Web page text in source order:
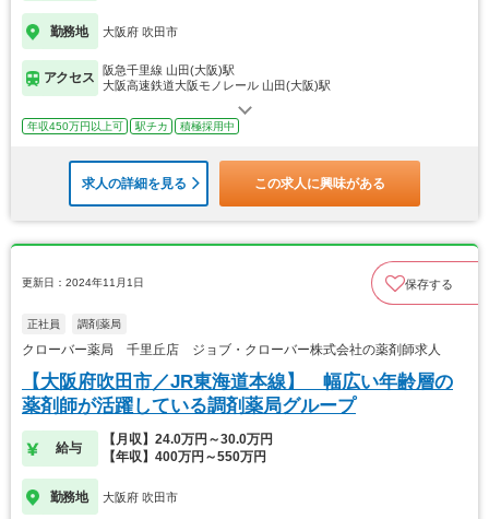
勤務地 大阪府 吹田市
アクセス
阪急千里線 山田(大阪)駅
大阪高速鉄道大阪モノレール 山田(大阪)駅
年収450万円以上可 駅チカ 積極採用中
求人の詳細を見る この求人に興味がある
更新日：2024年11月1日 保存する
正社員 調剤薬局
クローバー薬局 千里丘店 ジョブ・クローバー株式会社の薬剤師求人
【大阪府吹田市／JR東海道本線】 幅広い年齢層の
薬剤師が活躍している調剤薬局グループ
給与
【月収】24.0万円～30.0万円
【年収】400万円～550万円
勤務地 大阪府 吹田市